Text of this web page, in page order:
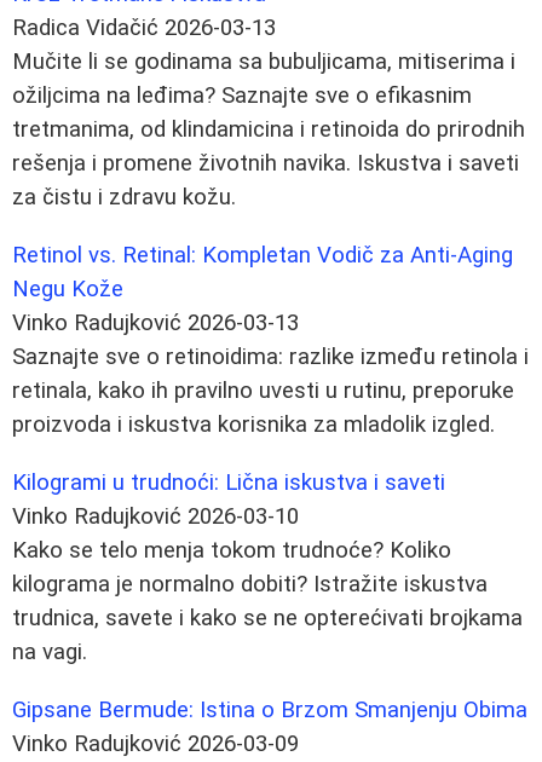
Radica Vidačić 2026-03-13
Mučite li se godinama sa bubuljicama, mitiserima i
ožiljcima na leđima? Saznajte sve o efikasnim
tretmanima, od klindamicina i retinoida do prirodnih
rešenja i promene životnih navika. Iskustva i saveti
za čistu i zdravu kožu.
Retinol vs. Retinal: Kompletan Vodič za Anti-Aging
Negu Kože
Vinko Radujković 2026-03-13
Saznajte sve o retinoidima: razlike između retinola i
retinala, kako ih pravilno uvesti u rutinu, preporuke
proizvoda i iskustva korisnika za mladolik izgled.
Kilogrami u trudnoći: Lična iskustva i saveti
Vinko Radujković 2026-03-10
Kako se telo menja tokom trudnoće? Koliko
kilograma je normalno dobiti? Istražite iskustva
trudnica, savete i kako se ne opterećivati brojkama
na vagi.
Gipsane Bermude: Istina o Brzom Smanjenju Obima
Vinko Radujković 2026-03-09